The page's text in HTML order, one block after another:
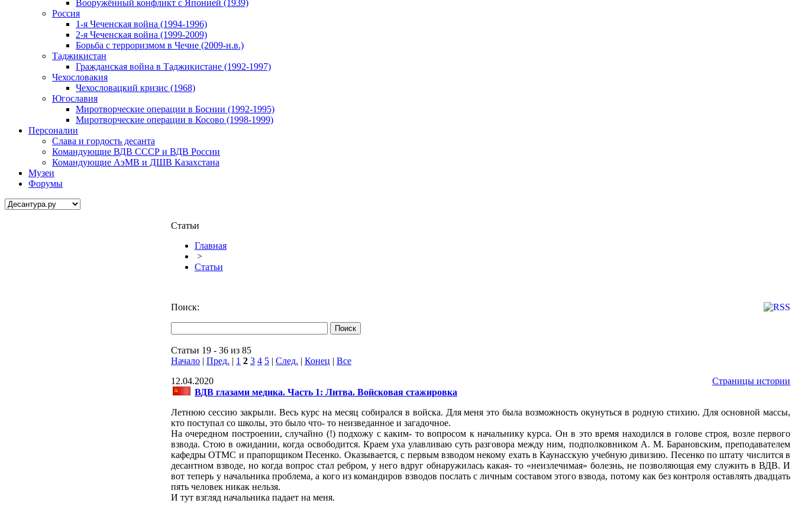
Вооружённый конфликт с Японией (1939)
Россия
1-я Чеченская война (1994-1996)
2-я Чеченская война (1999-2009)
Борьба с терроризмом в Чечне (2009-н.в.)
Таджикистан
Гражданская война в Таджикистане (1992-1997)
Чехословакия
Чехословацкий кризис (1968)
Югославия
Миротворческие операции в Боснии (1992-1995)
Миротворческие операции в Косово (1998-1999)
Персоналии
Слава и гордость десанта
Командующие ВДВ СССР и ВДВ России
Командующие АэМВ и ДШВ Казахстана
Музеи
Форумы
Статьи
Главная
>
Статьи
Поиск:
Статьи 19 - 36 из 85
Начало | Пред. | 1 2 3 4 5 | След. | Конец | Все
12.04.2020
Страницы истории
ВДВ глазами медика. Часть 1: Литва. Войсковая стажировка
Летнюю сессию закрыли. Весь курс на месяц собирался в войска. Для меня это была возможность окунуться в родную стихию. Для основной массы,
кто поступал со школы, это было что- то неизведанное и загадочное.
На очередном построении, случайно (!) подхожу с каким- то вопросом к начальнику курса. Он в это время находился в голове строя, возле первого
взвода. Стою в ожидании, когда освободится. Краем уха улавливаю суть разговора между ним, подполковником А. М. Барановским, преподавателем
кафедры ОТМС и прапорщиком Песенко. Оказывается, с первым взводом некому ехать в Каунасскую учебную дивизию. Песенко по штату числится в
десантном взводе, но когда вопрос стал ребром, у него вдруг обнаружилась какая- то «неизлечимая» болезнь, не позволяющая ему служить в ВДВ. И
вот теперь у начальника проблема, а кого из командиров взводов послать с личным составом этого взвода, потому как без контроля оставлять двадцать
пять человек никак нельзя.
И тут взгляд начальника падает на меня.